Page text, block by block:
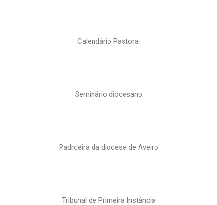
Calendário Pastoral
Seminário diocesano
Padroeira da diocese de Aveiro
Tribunal de Primeira Instância